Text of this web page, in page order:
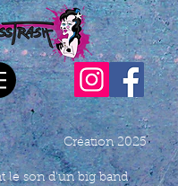
Création 2025
le son d'un big band